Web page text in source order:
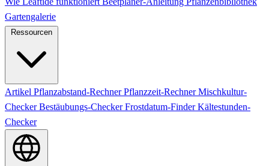
Gartengalerie
Ressourcen
Artikel Pflanzabstand-RechnerPflanzzeit-RechnerMischkultur-
CheckerBestäubungs-CheckerFrostdatum-FinderKältestunden-
Checker